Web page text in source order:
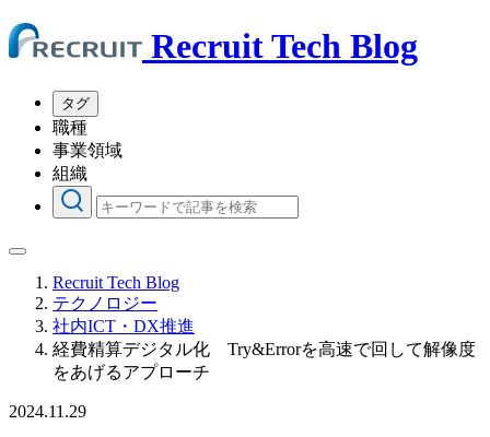
Recruit Tech Blog
タグ
職種
事業領域
組織
Recruit Tech Blog
テクノロジー
社内ICT・DX推進
経費精算デジタル化 Try&Errorを高速で回して解像度
をあげるアプローチ
2024.11.29